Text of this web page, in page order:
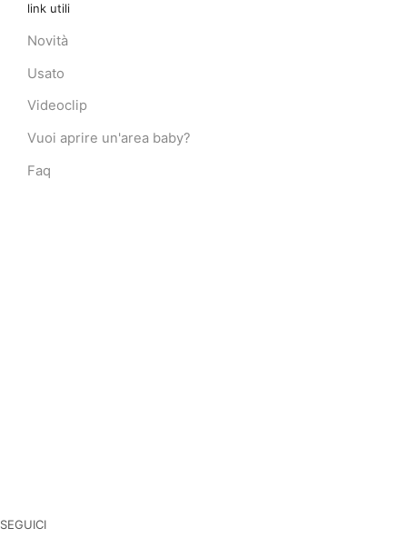
link utili
Novità
Usato
Videoclip
Vuoi aprire un'area baby?
Faq
SEGUICI